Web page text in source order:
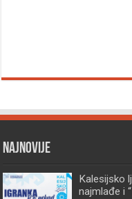
Najnovije
Kalesijsko
najmlađe i